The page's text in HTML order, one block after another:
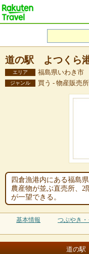
道の駅 よつくら
エリア 福島県いわき市
ジャンル 買う - 物産販売
四倉漁港内にある福島
農産物が並ぶ直売所、
が一望できる。
基本情報 つぶやき・
道の